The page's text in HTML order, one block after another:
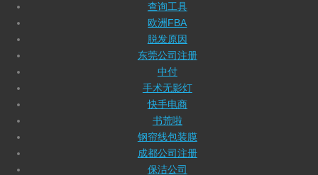
查询工具
欧洲FBA
脱发原因
东莞公司注册
中付
手术无影灯
快手电商
书荒啦
钢帘线包装膜
成都公司注册
保洁公司